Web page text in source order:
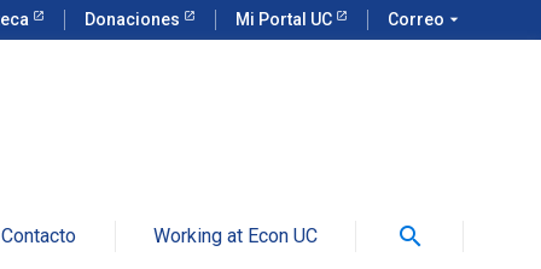
Donaciones Mi Portal UC Correo arrow_drop_down
Contacto Working at Econ UC search